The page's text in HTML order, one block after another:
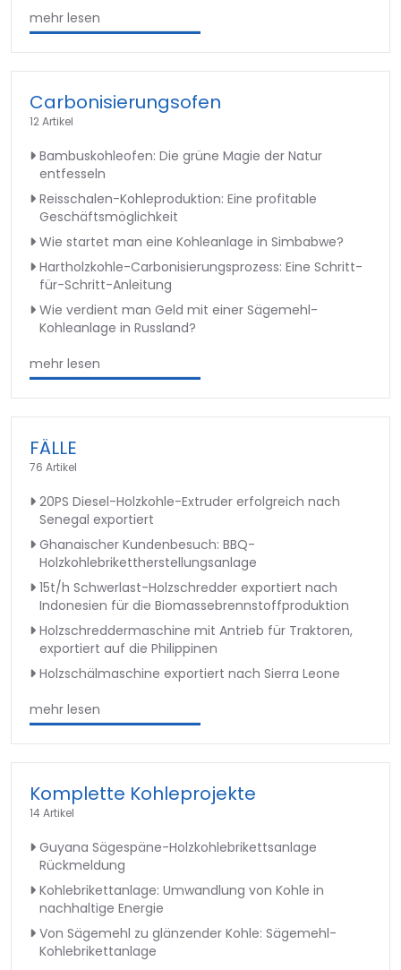
mehr lesen
Carbonisierungsofen
12 Artikel
Bambuskohleofen: Die grüne Magie der Natur
entfesseln
Reisschalen-Kohleproduktion: Eine profitable
Geschäftsmöglichkeit
Wie startet man eine Kohleanlage in Simbabwe?
Hartholzkohle-Carbonisierungsprozess: Eine Schritt-
für-Schritt-Anleitung
Wie verdient man Geld mit einer Sägemehl-
Kohleanlage in Russland?
mehr lesen
FÄLLE
76 Artikel
20PS Diesel-Holzkohle-Extruder erfolgreich nach
Senegal exportiert
Ghanaischer Kundenbesuch: BBQ-
Holzkohlebrikettherstellungsanlage
15t/h Schwerlast-Holzschredder exportiert nach
Indonesien für die Biomassebrennstoffproduktion
Holzschreddermaschine mit Antrieb für Traktoren,
exportiert auf die Philippinen
Holzschälmaschine exportiert nach Sierra Leone
mehr lesen
Komplette Kohleprojekte
14 Artikel
Guyana Sägespäne-Holzkohlebrikettsanlage
Rückmeldung
Kohlebrikettanlage: Umwandlung von Kohle in
nachhaltige Energie
Von Sägemehl zu glänzender Kohle: Sägemehl-
Kohlebrikettanlage